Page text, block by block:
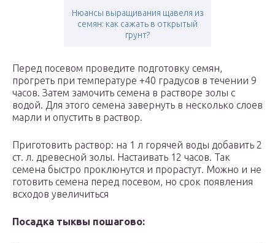
Нюансы выращивания щавеля из
семян: как сажать в открытый
грунт?
Перед посевом проведите подготовку семян,
прогреть при температуре +40 градусов в течении 9
часов. Затем замочить семена в растворе золы с
водой. Для этого семена завернуть в несколько слоев
марли и опустить в раствор.
Приготовить раствор: на 1 л горячей воды добавить 2
ст. л. древесной золы. Настаивать 12 часов. Так
семена быстро проклюнутся и прорастут. Можно и не
готовить семена перед посевом, но срок появления
всходов увеличиться
Посадка тыквы пошагово: